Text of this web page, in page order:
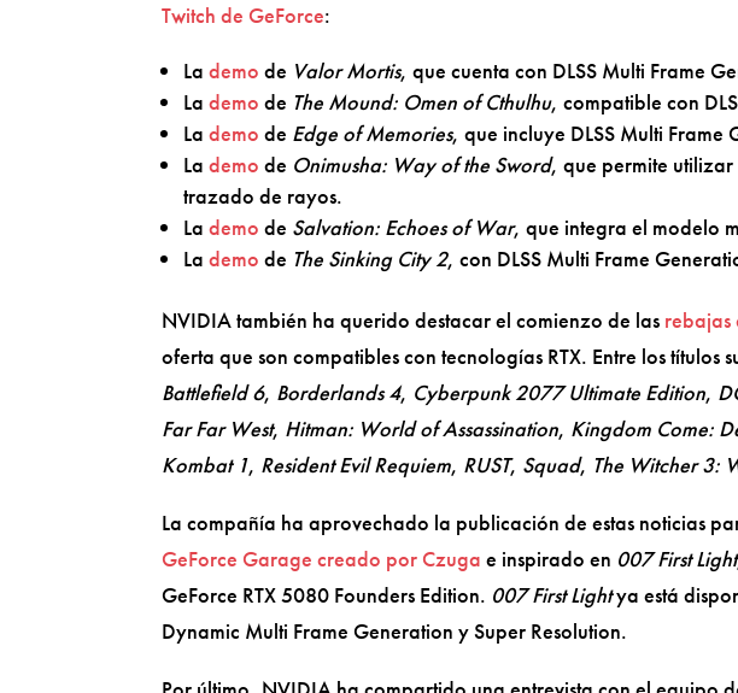
Twitch de GeForce:
Lademo de Valor Mortis, que cuenta con DLSS Multi Frame
Lademo de The Mound: Omen of Cthulhu, compatible con
Lademo de Edge of Memories, que incluye DLSS Multi
Lademo de Onimusha: Way of the Sword, que permite utilizar
trazado de rayos.
Lademo de Salvation: Echoes of War, que integra el modelo
Lademo de The Sinking City 2, con DLSS Multi Frame
NVIDIA también ha querido destacar el comienzo de las rebajas
oferta que son compatibles con tecnologías RTX. Entre los títulos
Battlefield 6, Borderlands 4, Cyberpunk 2077 Ultimate Edition,
Far Far West, Hitman: World of Assassination, Kingdom Come:
Kombat 1, Resident Evil Requiem, RUST, Squad, The Witcher 3:
La compañía ha aprovechado la publicación de estas noticias
GeForce Garage creado por Czuga e inspirado en 007 First Light
GeForce RTX 5080 Founders Edition. 007 First Lightya está
Dynamic Multi Frame Generation y Super Resolution.